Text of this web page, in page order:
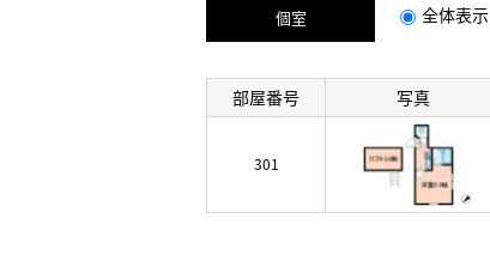
個室 全体表示
部屋番号 写真
301